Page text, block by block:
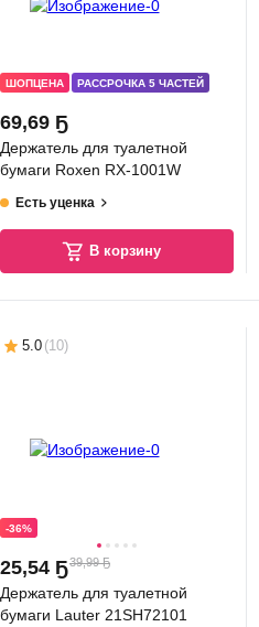
ШОПЦЕНА РАССРОЧКА 5 ЧАСТЕЙ
69,69 Ҕ
Держатель для туалетной
бумаги Roxen RX-1001W
Есть уценка
В корзину
5.0 (10)
-36%
25,54 Ҕ39,99 Ҕ
Держатель для туалетной
бумаги Lauter 21SH72101